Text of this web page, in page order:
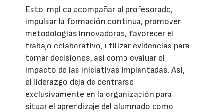
Esto implica acompañar al profesorado,
impulsar la formación continua, promover
metodologías innovadoras, favorecer el
trabajo colaborativo, utilizar evidencias para
tomar decisiones, así como evaluar el
impacto de las iniciativas implantadas. Así,
el liderazgo deja de centrarse
exclusivamente en la organización para
situar el aprendizaje del alumnado como